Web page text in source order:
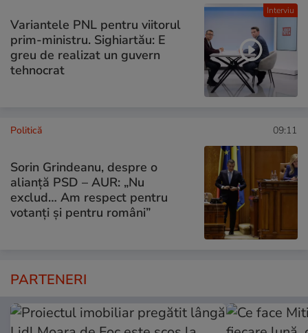
Interviu
Variantele PNL pentru viitorul
prim-ministru. Sighiartău: E
greu de realizat un guvern
tehnocrat
Politică 09:11
Sorin Grindeanu, despre o
alianță PSD – AUR: „Nu
exclud… Am respect pentru
votanți și pentru români”
PARTENERI